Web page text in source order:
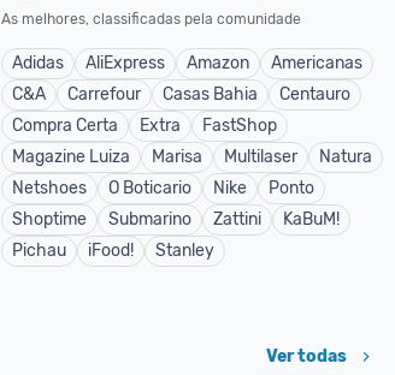
As melhores, classificadas pela comunidade
Adidas AliExpress Amazon
Americanas
C&A
Carrefour Casas Bahia
Centauro
Compra Certa
Extra
FastShop
Magazine Luiza
Marisa Multilaser
Natura
Netshoes
O Boticario Nike
Ponto
Shoptime
Submarino Zattini
KaBuM!
Pichau
iFood! Stanley
Ver todas